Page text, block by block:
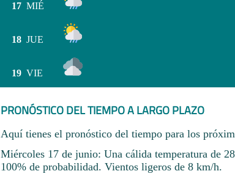
17 MIÉ
18 JUE
19 VIE
PRONÓSTICO DEL TIEMPO A LARGO PLAZO
Aquí tienes el pronóstico del tiempo para los
Miércoles 17 de junio: Una cálida temperatura de
100% de probabilidad. Vientos ligeros de 8 km/h.